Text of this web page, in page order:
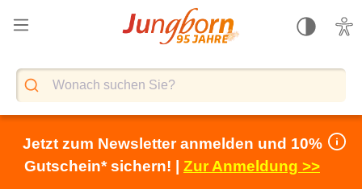
springen
Jetzt zum Newsletter anmelden und 10%
Gutschein* sichern! | Zur Anmeldung >>